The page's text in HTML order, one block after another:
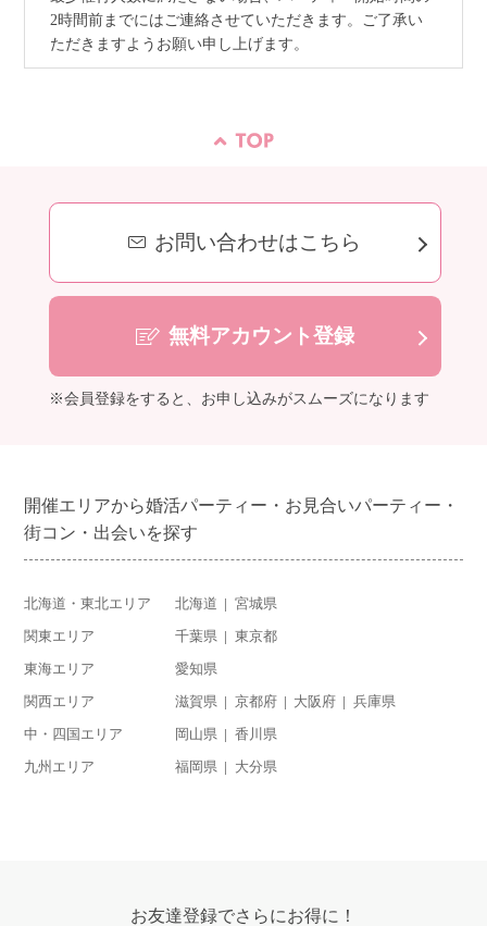
2時間前までにはご連絡させていただきます。ご了承い
ただきますようお願い申し上げます。
お問い合わせはこちら
無料アカウント登録
※会員登録をすると、お申し込みがスムーズになります
開催エリアから婚活パーティー・お見合いパーティー・
街コン・出会いを探す
北海道・東北エリア 北海道 宮城県
関東エリア 千葉県 東京都
東海エリア 愛知県
関西エリア 滋賀県 京都府 大阪府 兵庫県
中・四国エリア 岡山県 香川県
九州エリア 福岡県 大分県
お友達登録でさらにお得に！